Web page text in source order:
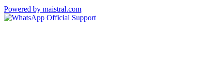
Powered by maistral.com